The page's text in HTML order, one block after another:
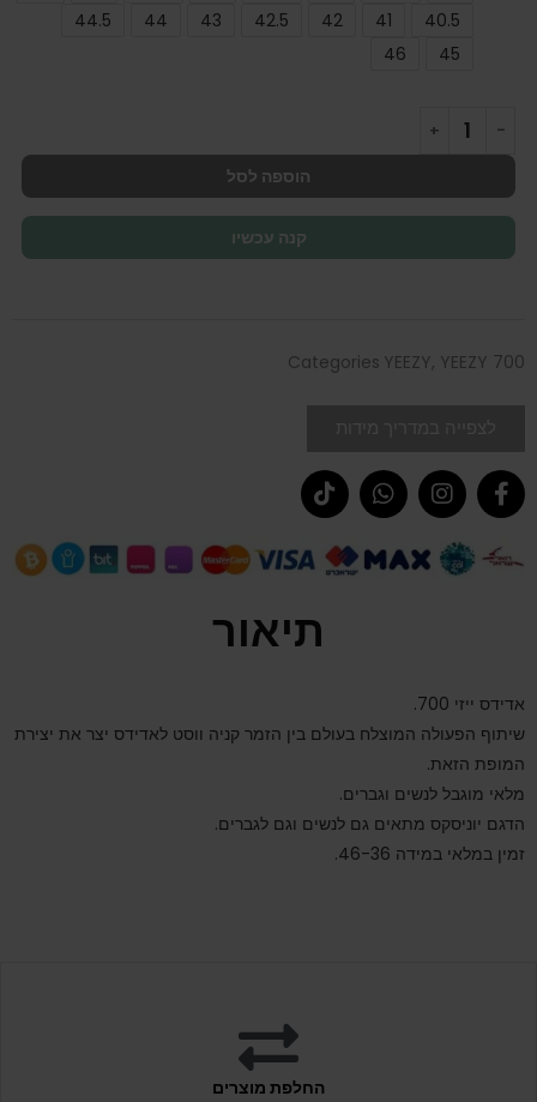
40.5
41
42
42.5
43
44
44.5
45
46
הוספה לסל
קנה עכשיו
Categories YEEZY, YEEZY 700
תיאור
אדידס ייזי 700.
שיתוף הפעולה המוצלח בעולם בין הזמר קניה ווסט לאדידס יצר את יצירת
המופת הזאת.
מלאי מוגבל לנשים וגברים.
הדגם יוניסקס מתאים גם לנשים וגם לגברים.
זמין במלאי במידה 46-36.
החלפת מוצרים